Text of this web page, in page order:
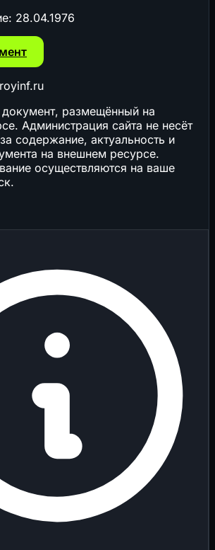
28.04.1976
размещённый на
Администрация сайта не несёт
содержание, актуальность и
на внешнем ресурсе.
осуществляются на ваше